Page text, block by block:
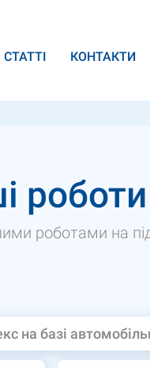
СТАТТІ КОНТАКТИ
роботи
роботами на
на базі